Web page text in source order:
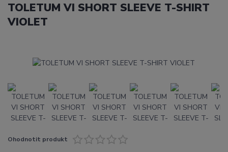
TOLETUM VI SHORT SLEEVE T-SHIRT
VIOLET
Ohodnotit produkt